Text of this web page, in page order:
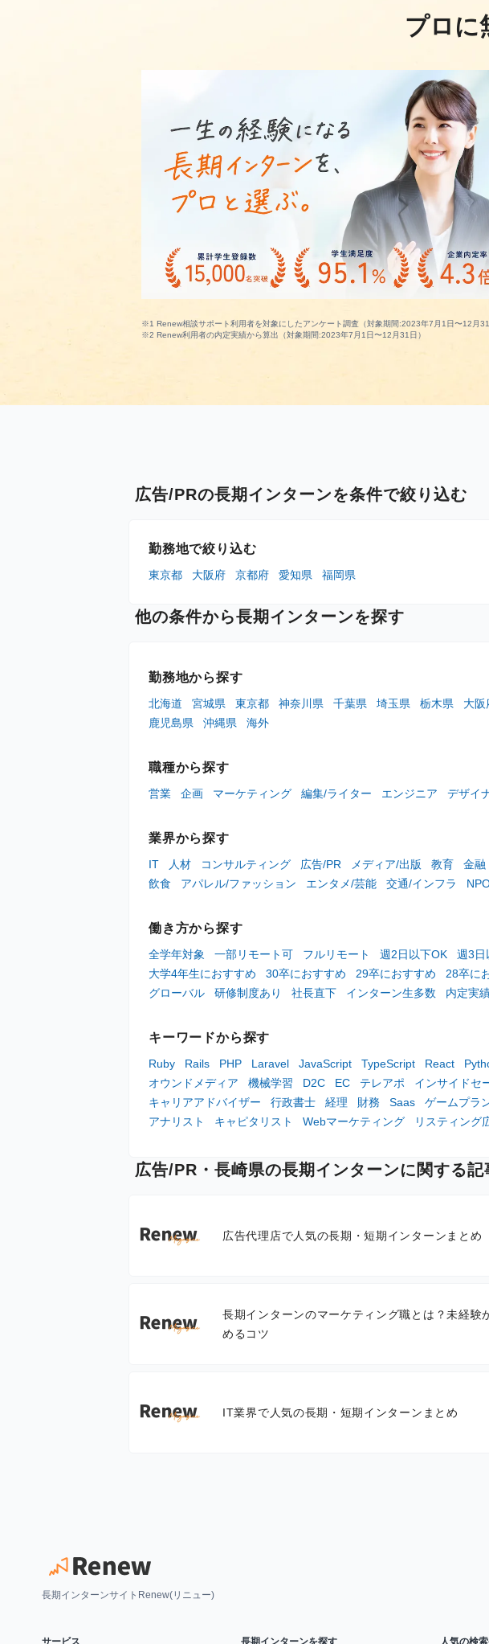
プロに
※1 Renew相談サポート利用者を対象にしたアンケート調査（対象期間:2023年7月1日〜12月31
※2 Renew利用者の内定実績から算出（対象期間:2023年7月1日〜12月31日）
広告/PRの長期インターンを条件で絞り込む
勤務地で絞り込む
東京都 大阪府 京都府 愛知県 福岡県
他の条件から長期インターンを探す
勤務地から探す
北海道 宮城県 東京都 神奈川県 千葉県 埼玉県 栃木県 大阪
鹿児島県
沖縄県 海外
職種から探す
営業 企画 マーケティング 編集/ライター エンジニア デザイ
業界から探す
IT 人材 コンサルティング 広告/PR メディア/出版 教育 金融
飲食
アパレル/ファッション エンタメ/芸能 交通/インフラ
働き方から探す
全学年対象 一部リモート可 フルリモート 週2日以下OK 週3日
大学4年生におすすめ
30卒におすすめ 29卒におすすめ 28卒に
グローバル
研修制度あり 社長直下 インターン生多数 内定実
キーワードから探す
Ruby Rails PHP Laravel JavaScript TypeScript React
オウンドメディア
機械学習 D2C EC テレアポ インサイドセ
キャリアアドバイザー
行政書士 経理 財務 Saas ゲームプラ
アナリスト
キャピタリスト Webマーケティング リスティング
広告/PR・長崎県の長期インターンに関する記
広告代理店で人気の長期・短期インターンまとめ
長期インターンのマーケティング職とは？未経験
めるコツ
IT業界で人気の長期・短期インターンまとめ
長期インターンサイトRenew(リニュー)
サービス 長期インターンを探す 人気の検